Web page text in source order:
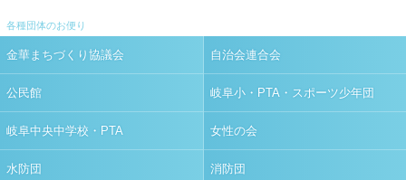
各種団体のお便り
金華まちづくり協議会 自治会連合会
公民館 岐阜小・PTA・スポーツ少年団
岐阜中央中学校・PTA 女性の会
水防団 消防団